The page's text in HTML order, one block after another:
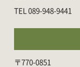
089-948-9441
〒770-0851